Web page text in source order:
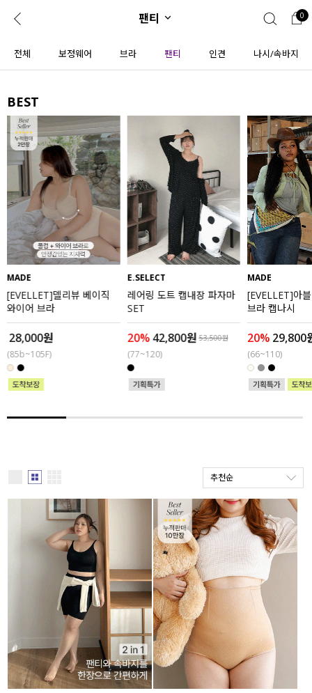
로그인 0
ENG
JP
콘텐츠 리뷰 & 혜택 회원혜택 입
CATEGORY COMMUNITY
도착보장⚡
인플루언서 pick!
신상 5%
베스트
MADE
세트할인 ~30%
하객룩
티셔츠
액티브
아우터
ALL
익스클루시브
아우터
블라우스
액티브웨어
언더웨어
ACC
팬티 0
전체 보정웨어 브라 팬티 인견 나시/속바지
BEST
MADE
[EVELLET]델리뷰 베이직
와이어 브라
28,000원
(85b~105F)
E.SELECT
레어링 도트 캡내장 파자마
SET
20%42,800원 53,500원
(77~120)
MADE
[EVELLET]아
브라 캡나시
20% 29,800
(66~110)
추천순